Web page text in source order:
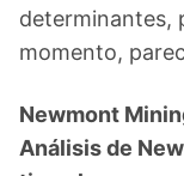
determinantes,
momento,
Newmont
Análisis de